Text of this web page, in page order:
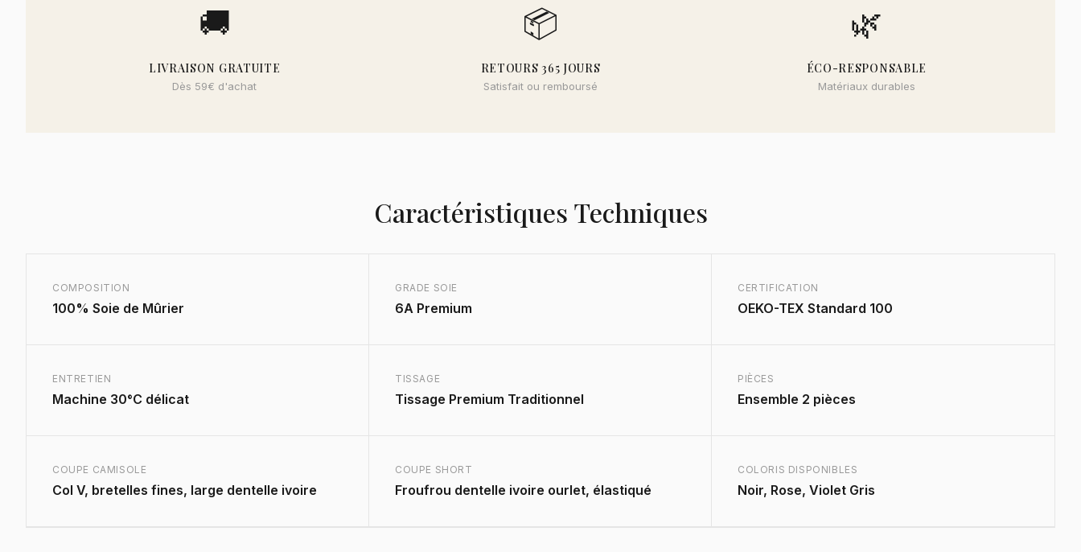
🚚
LIVRAISON GRATUITE
Dès 59€ d'achat
📦
RETOURS 365 JOURS
Satisfait ou remboursé
🌿
ÉCO-RESPONSABLE
Matériaux durables
Caractéristiques Techniques
COMPOSITION
100% Soie de Mûrier
GRADE SOIE
6A Premium
CERTIFICATION
OEKO-TEX Standard 100
ENTRETIEN
Machine 30°C délicat
TISSAGE
Tissage Premium Traditionnel
PIÈCES
Ensemble 2 pièces
COUPE CAMISOLE
Col V, bretelles fines, large dentelle ivoire
COUPE SHORT
Froufrou dentelle ivoire ourlet, élastiqué
COLORIS DISPONIBLES
Noir, Rose, Violet Gris